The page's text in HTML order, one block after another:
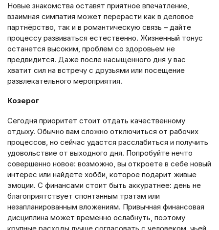
Новые знакомства оставят приятное впечатление,
взаимная симпатия может перерасти как в деловое
партнёрство, так и в романтическую связь – дайте
процессу развиваться естественно. Жизненный тонус
останется высоким, проблем со здоровьем не
предвидится. Даже после насыщенного дня у вас
хватит сил на встречу с друзьями или посещение
развлекательного мероприятия.
Козерог
Сегодня приоритет стоит отдать качественному
отдыху. Обычно вам сложно отключиться от рабочих
процессов, но сейчас удастся расслабиться и получить
удовольствие от выходного дня. Попробуйте нечто
совершенно новое: возможно, вы откроете в себе новый
интерес или найдёте хобби, которое подарит живые
эмоции. С финансами стоит быть аккуратнее: день не
благоприятствует спонтанным тратам или
незапланированным вложениям. Привычная финансовая
дисциплина может временно ослабнуть, поэтому